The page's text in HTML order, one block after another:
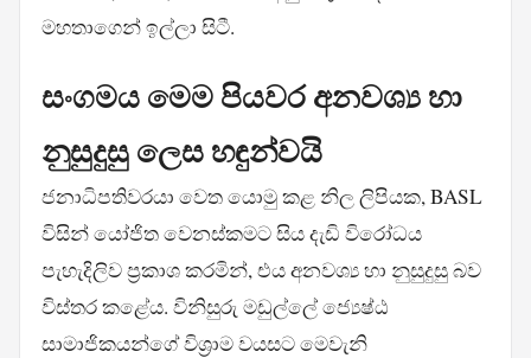
මහතාගෙන් ඉල්ලා සිටී.
සංගමය මෙම පියවර අනවශ්‍ය හා
නුසුදුසු ලෙස හඳුන්වයි
ජනාධිපතිවරයා වෙත යොමු කළ නිල ලිපියක, BASL
විසින් යෝජිත වෙනස්කමට සිය දැඩි විරෝධය
පැහැදිලිව ප්‍රකාශ කරමින්, එය අනවශ්‍ය හා නුසුදුසු බව
විස්තර කළේය. විනිසුරු මඩුල්ලේ ජ්‍යෙෂ්ඨ
සාමාජිකයන්ගේ විශ්‍රාම වයසට මෙවැනි